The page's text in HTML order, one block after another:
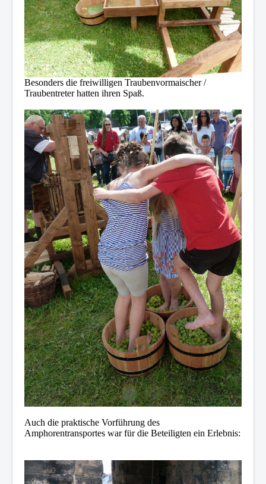
Besonders die freiwilligen Traubenvormaischer /
Traubentreter hatten ihren Spaß.
Auch die praktische Vorführung des
Amphorentransportes war für die Beteiligten ein Erlebnis: